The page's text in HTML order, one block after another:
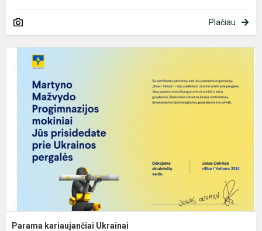
Plačiau
Parama kariaujančiai Ukrainai